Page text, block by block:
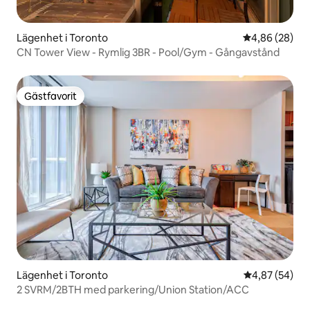
Lägenhet i Toronto 4,86 av 5 i
4,86 (28)
CN Tower View - Rymlig 3BR - Pool/Gym - Gångavstånd
Gästfavorit
Gästfavorit
Lägenhet i Toronto 4,87 av 5 i
4,87 (54)
2 SVRM/2BTH med parkering/Union Station/ACC